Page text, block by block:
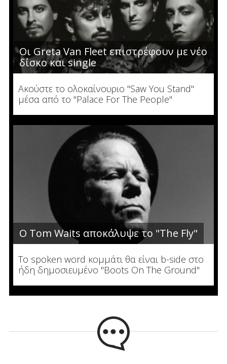
Οι Greta Van Fleet επιστρέφουν με νέο
δίσκο και single
Ακούστε το ολοκαίνουριο "Saw You Stand"
μέσα από το "Palace For The People"
Ο Tom Waits αποκάλυψε το "The Fly"
To spoken word κομμάτι θα είναι b-side στο
ήδη δημοσιευμένο "Boots On The Ground"